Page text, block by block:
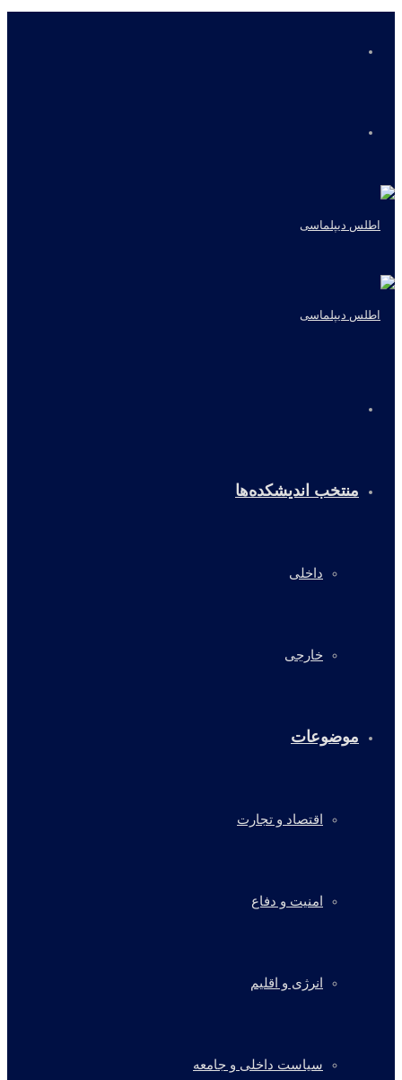
منتخب اندیشکده‌ها
داخلی
خارجی
موضوعات
اقتصاد و تجارت
امنیت و دفاع
انرژی و اقلیم
سیاست داخلی و جامعه